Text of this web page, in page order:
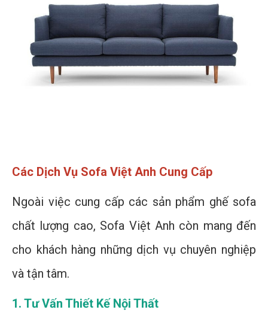
Các Dịch Vụ Sofa Việt Anh Cung Cấp
Ngoài việc cung cấp các sản phẩm ghế sofa
chất lượng cao, Sofa Việt Anh còn mang đến
cho khách hàng những dịch vụ chuyên nghiệp
và tận tâm.
1. Tư Vấn Thiết Kế Nội Thất